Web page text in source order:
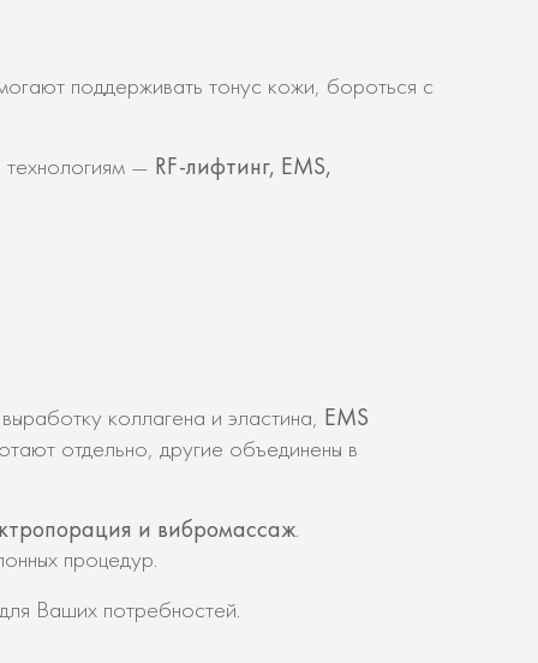
поддерживать тонус кожи, бороться с
— RF-лифтинг, EMS,
коллагена и эластина, EMS
отдельно, другие объединены в
и вибромассаж.
процедур.
Ваших потребностей.